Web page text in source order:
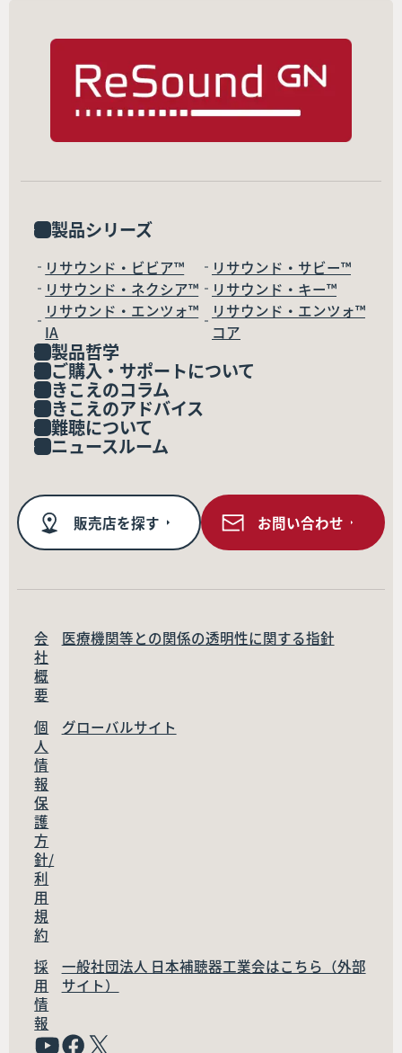
製品シリーズ
リサウンド・ビビア™
リサウンド・サビー™
リサウンド・ネクシア™
リサウンド・キー™
リサウンド・エンツォ™
IA
リサウンド・エンツォ™
コア
製品哲学
ご購入・サポートについて
きこえのコラム
きこえのアドバイス
難聴について
ニュースルーム
販売店を探す お問い合わせ
会
社
概
要
医療機関等との関係の透明性に関する指針
個
人
情
報
保
護
方
針/
利
用
規
約
グローバルサイト
採
用
情
報
一般社団法人 日本補聴器工業会はこちら（外部
サイト）